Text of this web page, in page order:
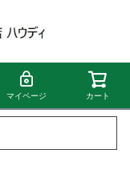
マイページ カート